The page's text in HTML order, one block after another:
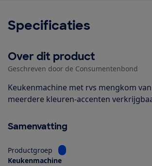
Specificaties
Over dit product
Geschreven door de Consumentenbond
Keukenmachine met rvs mengkom
meerdere kleuren-accenten
Samenvatting
Productgroep
Bekijk informatie voor
Keukenmachine